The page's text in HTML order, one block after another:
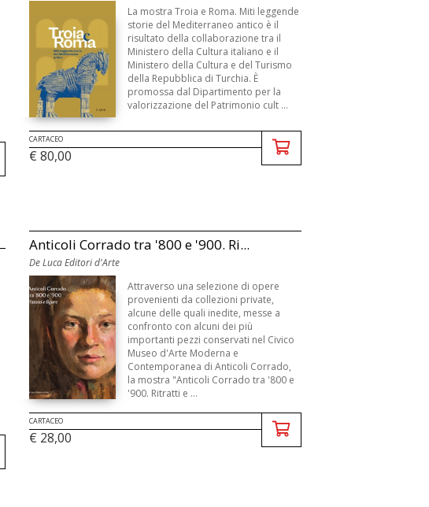
La mostra Troia e Roma. Miti leggende
storie del Mediterraneo antico è il
risultato della collaborazione tra il
Ministero della Cultura italiano e il
Ministero della Cultura e del Turismo
della Repubblica di Turchia. È
promossa dal Dipartimento per la
valorizzazione del Patrimonio cult ...
CARTACEO
€ 80,00
Anticoli Corrado tra '800 e '900. Ri...
De Luca Editori d'Arte
Attraverso una selezione di opere
provenienti da collezioni private,
alcune delle quali inedite, messe a
confronto con alcuni dei più
importanti pezzi conservati nel Civico
Museo d'Arte Moderna e
Contemporanea di Anticoli Corrado,
la mostra "Anticoli Corrado tra '800 e
'900. Ritratti e ...
CARTACEO
€ 28,00